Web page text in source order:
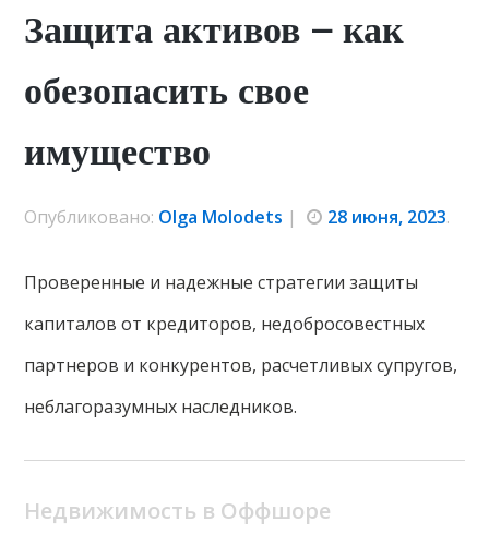
Защита активов – как
обезопасить свое
имущество
Опубликовано: Olga Molodets | 28 июня, 2023.
Проверенные и надежные стратегии защиты
капиталов от кредиторов, недобросовестных
партнеров и конкурентов, расчетливых супругов,
неблагоразумных наследников.
Недвижимость в Оффшоре